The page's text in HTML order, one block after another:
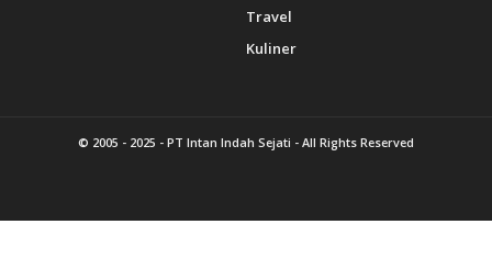
Travel
Kuliner
© 2005 - 2025 - PT Intan Indah Sejati - All Rights Reserved